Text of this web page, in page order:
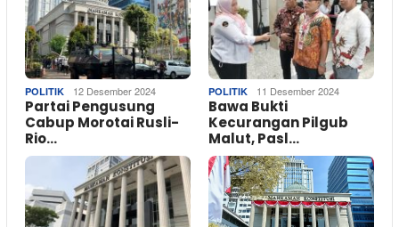
POLITIK 12 Desember 2024
Partai Pengusung
Cabup Morotai Rusli-
Rio…
POLITIK 11 Desember 2024
Bawa Bukti
Kecurangan Pilgub
Malut, Pasl…